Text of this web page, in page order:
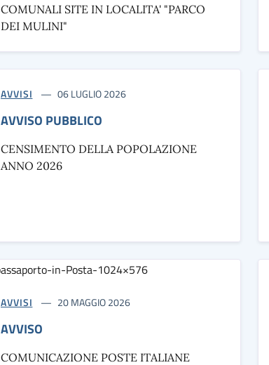
COMUNALI SITE IN LOCALITA' "PARCO
DEI MULINI"
AVVISI 06 LUGLIO 2026
AVVISO PUBBLICO
CENSIMENTO DELLA POPOLAZIONE
ANNO 2026
AVVISI 20 MAGGIO 2026
AVVISO
COMUNICAZIONE POSTE ITALIANE